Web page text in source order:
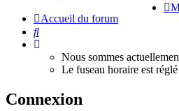
Accueil du forum
Rechercher
Nous sommes
Le fuseau horaire est
Connexion